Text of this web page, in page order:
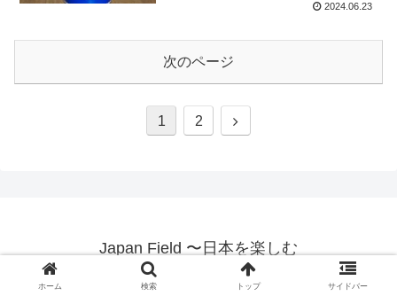
2024.06.23
次のページ
1 2
Japan Field 〜日本を楽しむ
© 2021 Japan Field 〜日本を楽しむ.
ホーム 検索 トップ サイドバー